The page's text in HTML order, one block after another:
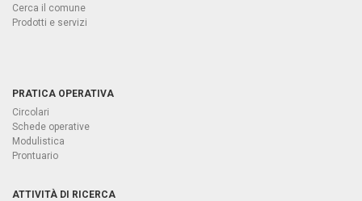
Cerca il comune
Prodotti e servizi
PRATICA OPERATIVA
Circolari
Schede operative
Modulistica
Prontuario
ATTIVITÀ DI RICERCA